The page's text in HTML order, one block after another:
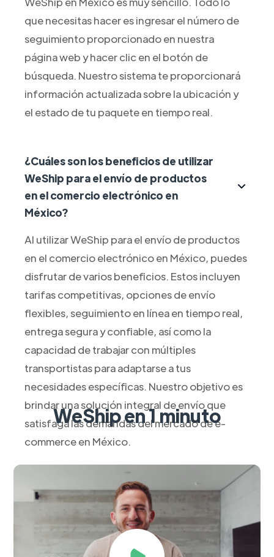
que necesitas hacer es ingresar el número de
seguimiento proporcionado en nuestra
página web y hacer clic en el botón de
búsqueda. Nuestro sistema te proporcionará
información actualizada sobre la ubicación y
el estado de tu paquete en tiempo real.
¿Cuáles son los beneficios de utilizar
WeShip para el envío de productos
en el comercio electrónico en
México?
Al utilizar WeShip para el envío de productos
en el comercio electrónico en México, puedes
disfrutar de varios beneficios. Estos incluyen
tarifas competitivas, opciones de envío
flexibles, seguimiento en línea en tiempo real,
entrega segura y confiable, así como la
capacidad de trabajar con múltiples
transportistas para adaptarse a tus
necesidades específicas. Nuestro objetivo es
brindar una solución integral de envío que
satisfaga las demandas del mercado de e-
commerce en México.
WeShip en 1 minuto